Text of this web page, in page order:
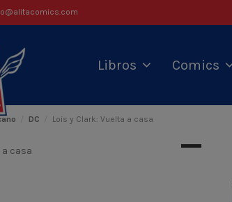
Libros Comics
DC Lois y Clark: Vuelta a casa